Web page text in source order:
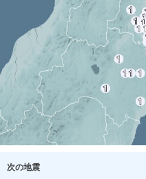
次の地震